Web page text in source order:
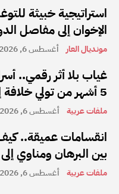
استراتيجية خبيثة
الإخوان إلى مفاصل
مونديال العار أغسطس 6, 2026
غياب بلا أثر رقمي..
5 أشهر من تولي خلافة إيران
ملفات عربية أغسطس 6, 2026
انقسامات عميقة..
بين البرهان ومناوي
ملفات عربية أغسطس 6, 2026